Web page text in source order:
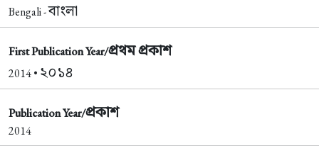
Bengali -বাংলা
First Publication Year/প্রথম প্রকাশ
2014 • ২০১৪
Publication Year/প্রকাশ
2014